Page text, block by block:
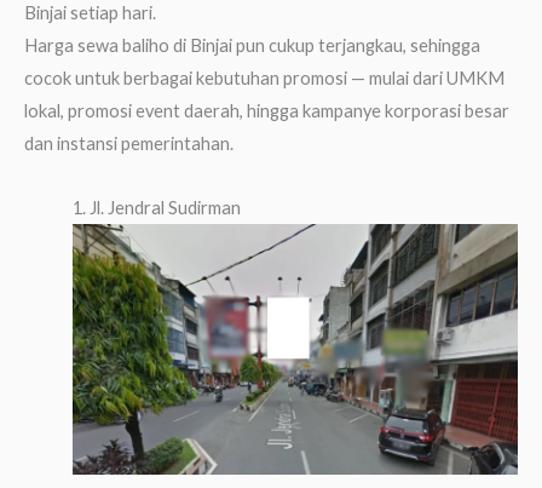
Binjai setiap hari.
Harga sewa baliho di Binjai pun cukup terjangkau, sehingga
cocok untuk berbagai kebutuhan promosi — mulai dari UMKM
lokal, promosi event daerah, hingga kampanye korporasi besar
dan instansi pemerintahan.
1. Jl. Jendral Sudirman